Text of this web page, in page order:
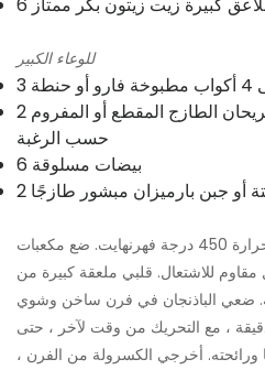
كبيرة زيت زيتون بكر ممتاز
للوعاء الكبير
حنطة
2 إلى 4 ملاعق كبيرة من الريحان الطازج المقطع أو المفروم
حسب الرغبة
6 بيضات مسلوقة
أو جبن بارميزان مبشور طازجًا
التعليمات: سخن الفرن على حرارة 450 درجة فهرنهايت. ضع مكعبات
مقاوم للاشتعال. قلبي ملعقة كبيرة من
ضعي الباذنجان في فرن ساخن وشوي
تغطيته لمدة 15 إلى 20 دقيقة ، مع التحريك من وقت لآخر ، حتى
ورائحته. أخرجي الكسرولة من الفرن ،